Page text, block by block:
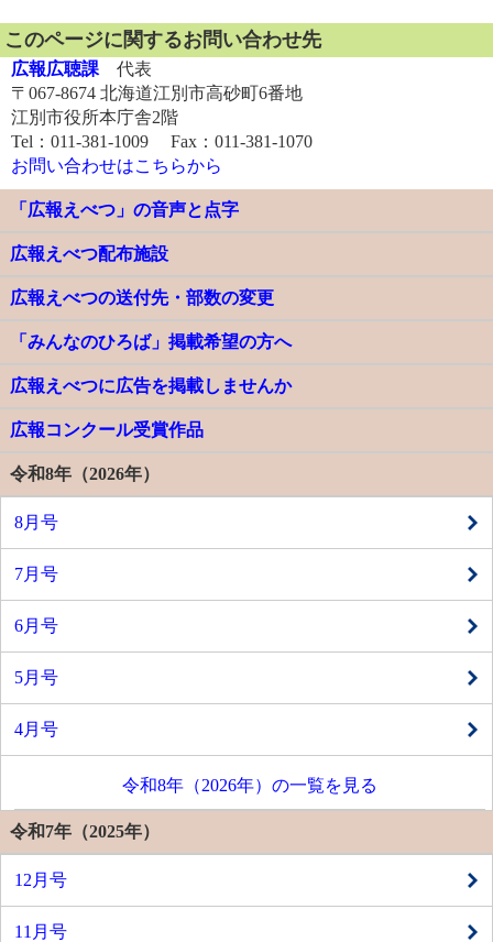
このページに関するお問い合わせ先
広報広聴課 代表
〒067-8674 北海道江別市高砂町6番地
江別市役所本庁舎2階
Tel：011-381-1009 Fax：011-381-1070
お問い合わせはこちらから
「広報えべつ」の音声と点字
広報えべつ配布施設
広報えべつの送付先・部数の変更
「みんなのひろば」掲載希望の方へ
広報えべつに広告を掲載しませんか
広報コンクール受賞作品
令和8年（2026年）
8月号
7月号
6月号
5月号
4月号
令和8年（2026年）の一覧を見る
令和7年（2025年）
12月号
11月号